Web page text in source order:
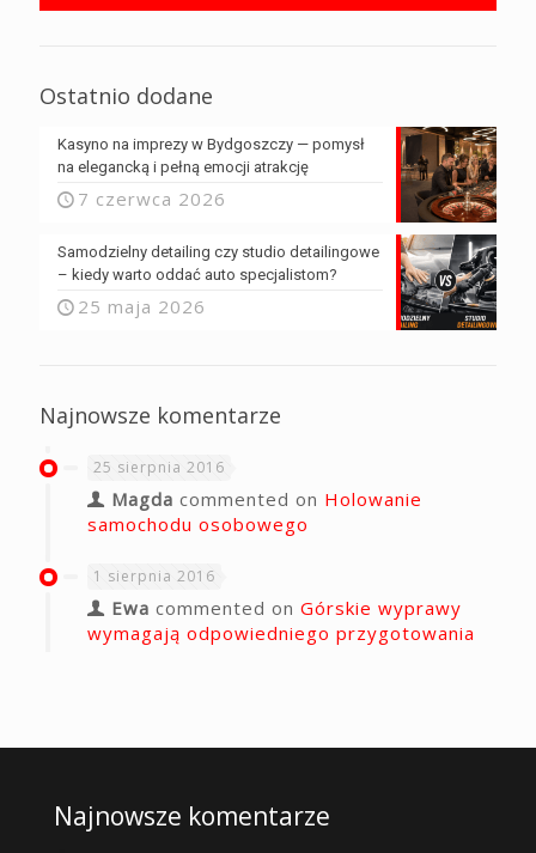
Ostatnio dodane
Kasyno na imprezy w Bydgoszczy — pomysł
na elegancką i pełną emocji atrakcję
7 czerwca 2026
Samodzielny detailing czy studio detailingowe
– kiedy warto oddać auto specjalistom?
25 maja 2026
Najnowsze komentarze
25 sierpnia 2016
Magda commented on Holowanie
samochodu osobowego
1 sierpnia 2016
Ewa commented on Górskie wyprawy
wymagają odpowiedniego przygotowania
Najnowsze komentarze